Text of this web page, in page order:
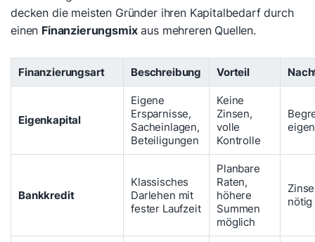
decken die meisten Gründer ihren Kapitalbedarf durch
einen Finanzierungsmixaus mehreren Quellen.
Finanzierungsart Beschreibung Vorteil
Eigenkapital
Eigene
Ersparnisse,
Sacheinlagen,
Beteiligungen
Keine
Zinsen,
volle
Kontrolle
Bankkredit
Klassisches
Darlehen mit
fester Laufzeit
Planbare
Raten,
höhere
Summen
möglich
nötig